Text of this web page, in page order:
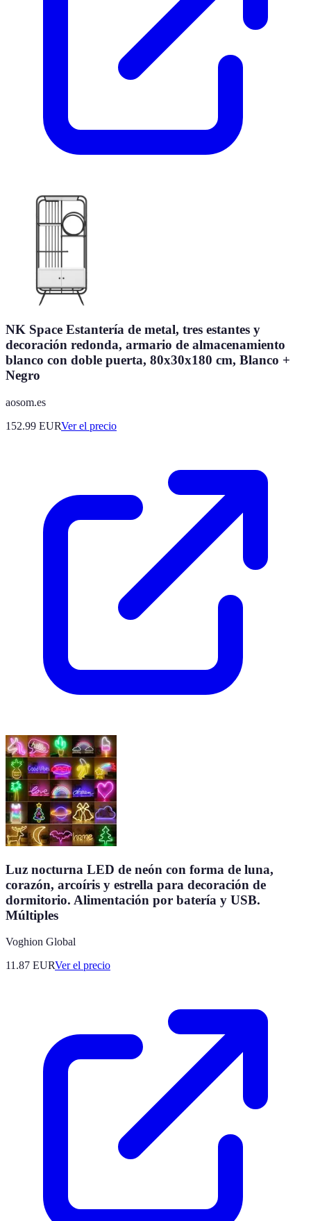
NK Space Estantería de metal, tres estantes y
decoración redonda, armario de almacenamiento
blanco con doble puerta, 80x30x180 cm, Blanco +
Negro
aosom.es
152.99 EURVer el precio
Luz nocturna LED de neón con forma de luna,
corazón, arcoíris y estrella para decoración de
dormitorio. Alimentación por batería y USB.
Múltiples
Voghion Global
11.87 EURVer el precio